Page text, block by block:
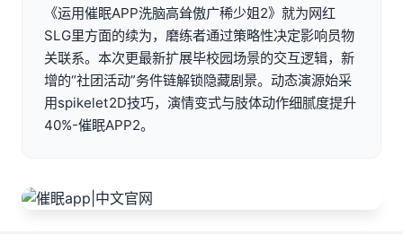
《运用催眠APP洗脑高耸傲广稀少姐2》就为网红
SLG里方面的续为，磨练者通过策略性决定影响员物
关联系。本次更最新扩展毕校园场景的交互逻辑，新
增的“社团活动”务件链解锁隐藏剧景。动态演源始采
用spikelet2D技巧，演情变式与肢体动作细腻度提升
40%-催眠APP2。